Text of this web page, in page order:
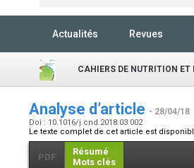
Actualités Revues
CAHIERS DE NUTRITION ET
Analyse d’article - 28/04/18
Doi : 10.1016/j.cnd.2018.03.002
Le texte complet de cet article est
PDF
Résumé
Mots clés